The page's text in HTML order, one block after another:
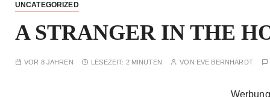
UNCATEGORIZED
A STRANGER IN THE
VOR 8 JAHREN LESEZEIT: 2 MINUTEN VON EVE BERNHARDT